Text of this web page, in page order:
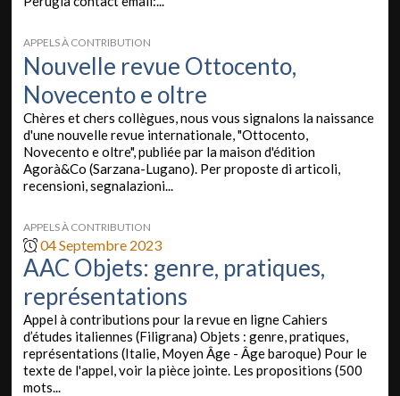
APPELS À CONTRIBUTION
Nouvelle revue Ottocento,
Novecento e oltre
Chères et chers collègues, nous vous signalons la naissance
d'une nouvelle revue internationale, "Ottocento,
Novecento e oltre", publiée par la maison d'édition
Agorà&Co (Sarzana-Lugano). Per proposte di articoli,
recensioni, segnalazioni...
APPELS À CONTRIBUTION
04 Septembre 2023
AAC Objets: genre, pratiques,
représentations
Appel à contributions pour la revue en ligne Cahiers
d’études italiennes (Filigrana) Objets : genre, pratiques,
représentations (Italie, Moyen Âge - Âge baroque) Pour le
texte de l'appel, voir la pièce jointe. Les propositions (500
mots...